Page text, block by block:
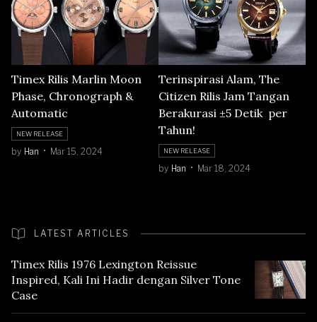
Timex Rilis Marlin Moon
Phase, Chronograph &
Automatic
NEW RELEASE
by Han Mar 15, 2024
Terinspirasi Alam, The
Citizen Rilis Jam Tangan
Berakurasi ±5 Detik per
Tahun!
NEW RELEASE
by Han Mar 18, 2024
LATEST ARTICLES
Timex Rilis 1976 Lexington Reissue
Inspired, Kali Ini Hadir dengan Silver Tone
Case